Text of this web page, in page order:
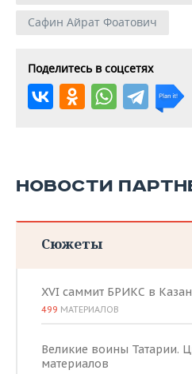
Сафин Айрат Фоатович
Поделитесь в соцсетях
НОВОСТИ
Сюжеты
XVI саммит БРИКС в
499 МАТЕРИАЛОВ
Великие воины Татарии.
материалов